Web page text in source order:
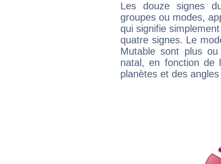
Les douze signes
groupes ou modes,
qui signifie
quatre signes. Le
Mutable sont plus
natal, en fonction de
planètes et des